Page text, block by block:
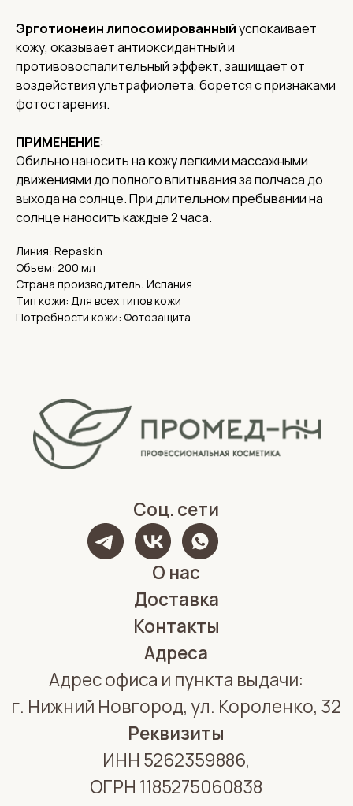
Эрготионеин липосомированныйуспокаивает
кожу, оказывает антиоксидантный и
противовоспалительный эффект, защищает от
воздействия ультрафиолета, борется с признаками
фотостарения.
ПРИМЕНЕНИЕ:
Обильно наносить на кожу легкими массажными
движениями до полного впитывания за полчаса до
выхода на солнце. При длительном пребывании на
солнце наносить каждые 2 часа.
Линия: Repaskin
Объем: 200 мл
Страна производитель: Испания
Тип кожи: Для всех типов кожи
Потребности кожи: Фотозащита
Обработка персональных данных